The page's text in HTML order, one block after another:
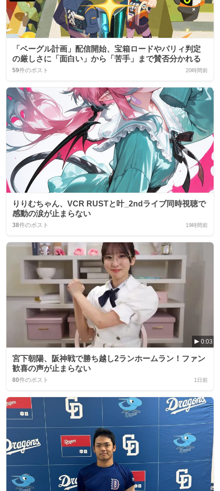
「ベーグル計画」配信開始、宝箱ロードやパリィ判定
の厳しさに「面白い」から「苦手」まで賛否分かれる
59件のポスト 20時間前
りりむちゃん、VCR RUSTと叶_2ndライブ同時視聴で
感動の涙が止まらない
38件のポスト 19時間前
0:03
宮下朝陽、阪神戦で勝ち越し2ランホームラン！ファン
歓喜の声が止まらない
80件のポスト 1日前